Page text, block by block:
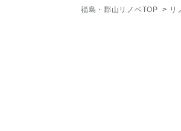
福島・郡山リノベTOP リ